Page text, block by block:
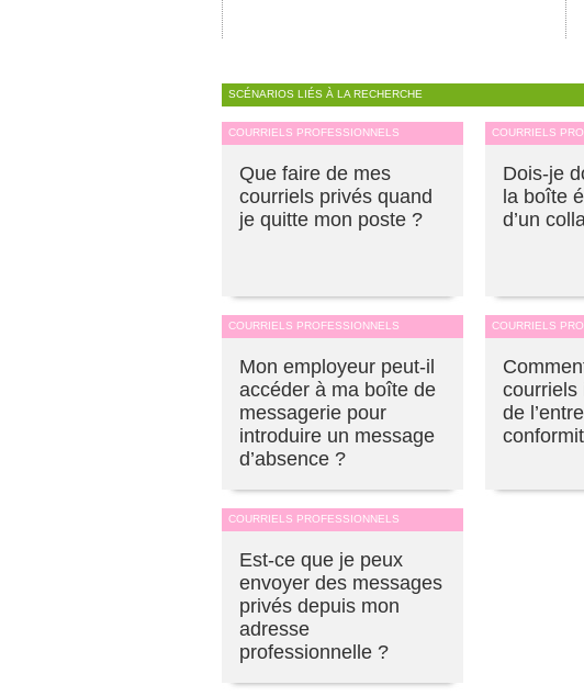
SCÉNARIOS LIÉS À LA RECHERCHE
COURRIELS PROFESSIONNELS
Que faire de mes
courriels privés quand
je quitte mon poste ?
COURRIELS
Dois-je
la boîte
d’un
COURRIELS PROFESSIONNELS
Mon employeur peut-il
accéder à ma boîte de
messagerie pour
introduire un message
d’absence ?
COURRIELS
courriels
de
COURRIELS PROFESSIONNELS
Est-ce que je peux
envoyer des messages
privés depuis mon
adresse
professionnelle ?